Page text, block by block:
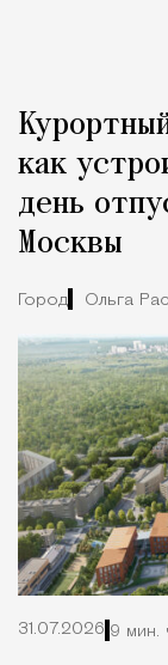
как
день
Москвы
Город Ольга
31.07.2026 9 мин.